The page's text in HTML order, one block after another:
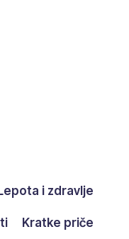
Lepota i zdravlje
Kratke priče